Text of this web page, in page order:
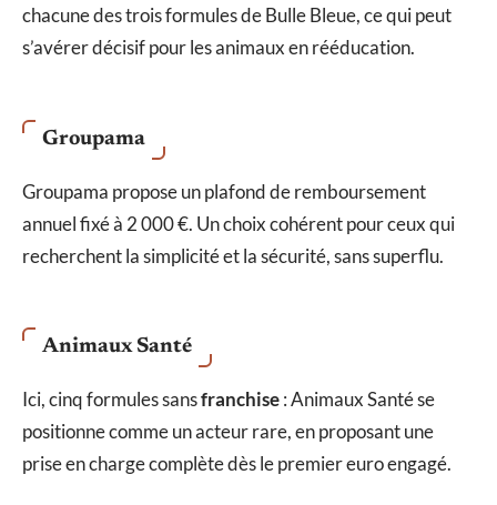
chacune des trois formules de Bulle Bleue, ce qui peut
s’avérer décisif pour les animaux en rééducation.
Groupama
Groupama propose un plafond de remboursement
annuel fixé à 2 000 €. Un choix cohérent pour ceux qui
recherchent la simplicité et la sécurité, sans superflu.
Animaux Santé
Ici, cinq formules sansfranchise: Animaux Santé se
positionne comme un acteur rare, en proposant une
prise en charge complète dès le premier euro engagé.